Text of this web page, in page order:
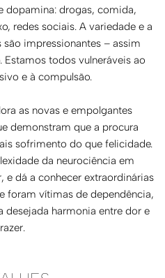
dopamina: drogas, comida,
redes sociais. A variedade e a
impressionantes – assim
todos vulneráveis ao
e à compulsão.
as novas e empolgantes
demonstram que a procura
sofrimento do que felicidade.
da neurociência em
e dá a conhecer extraordinárias
foram vítimas de dependência,
desejada harmonia entre dor e